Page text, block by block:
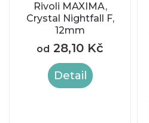
Rivoli MAXIMA,
Crystal Nightfall F,
12mm
od 28,10 Kč
Detail